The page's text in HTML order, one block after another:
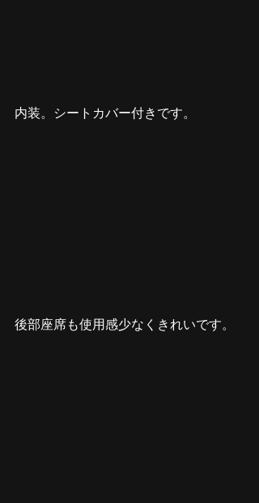
内装。シートカバー付きです。
後部座席も使用感少なくきれいです。